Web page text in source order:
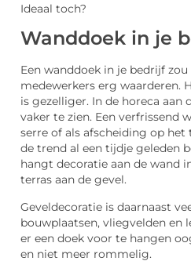
Ideaal toch?
Wanddoek in je
Een wanddoek in je bedrijf zou
medewerkers erg waarderen.
is gezelliger. In de horeca aan
vaker te zien. Een verfrissend
serre of als afscheiding op het
de trend al een tijdje geleden
hangt decoratie aan de wand
terras aan de gevel.
Geveldecoratie is daarnaast
bouwplaatsen, vliegvelden en
er een doek voor te hangen
en niet meer rommelig.